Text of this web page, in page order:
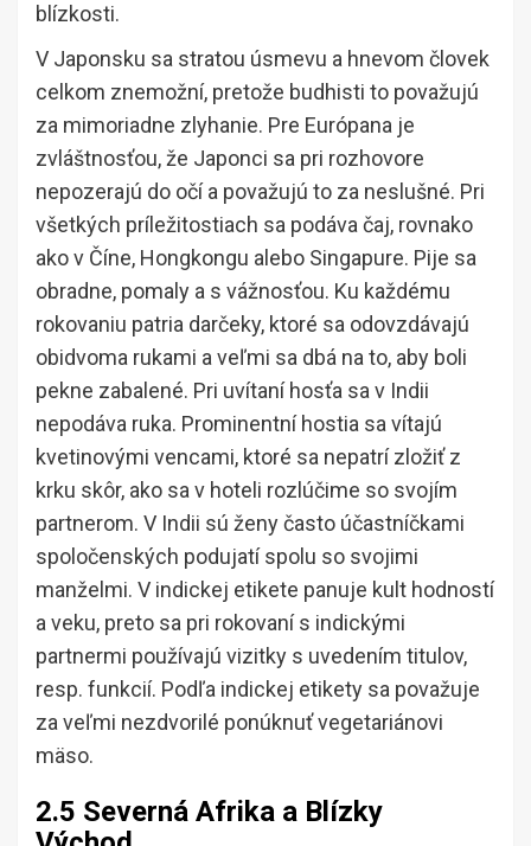
blízkosti.
V Japonsku sa stratou úsmevu a hnevom človek
celkom znemožní, pretože budhisti to považujú
za mimoriadne zlyhanie. Pre Európana je
zvláštnosťou, že Japonci sa pri rozhovore
nepozerajú do očí a považujú to za neslušné. Pri
všetkých príležitostiach sa podáva čaj, rovnako
ako v Číne, Hongkongu alebo Singapure. Pije sa
obradne, pomaly a s vážnosťou. Ku každému
rokovaniu patria darčeky, ktoré sa odovzdávajú
obidvoma rukami a veľmi sa dbá na to, aby boli
pekne zabalené. Pri uvítaní hosťa sa v Indii
nepodáva ruka. Prominentní hostia sa vítajú
kvetinovými vencami, ktoré sa nepatrí zložiť z
krku skôr, ako sa v hoteli rozlúčime so svojím
partnerom. V Indii sú ženy často účastníčkami
spoločenských podujatí spolu so svojimi
manželmi. V indickej etikete panuje kult hodností
a veku, preto sa pri rokovaní s indickými
partnermi používajú vizitky s uvedením titulov,
resp. funkcií. Podľa indickej etikety sa považuje
za veľmi nezdvorilé ponúknuť vegetariánovi
mäso.
2.5 Severná Afrika a Blízky